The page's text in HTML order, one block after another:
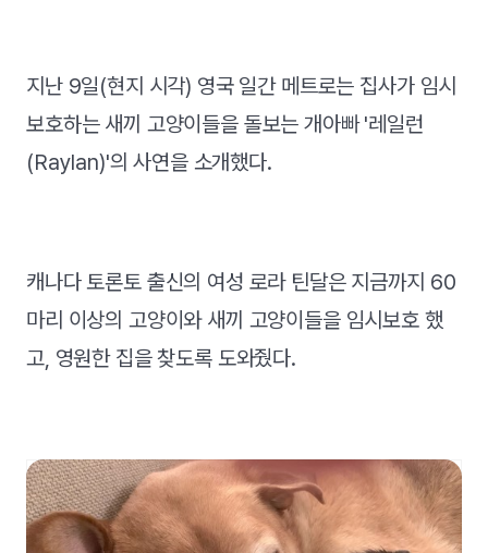
지난 9일(현지 시각) 영국 일간 메트로는 집사가 임시
보호하는 새끼 고양이들을 돌보는 개아빠 '레일런
(Raylan)'의 사연을 소개했다.
캐나다 토론토 출신의 여성 로라 틴달은 지금까지 60
마리 이상의 고양이와 새끼 고양이들을 임시보호 했
고, 영원한 집을 찾도록 도와줬다.